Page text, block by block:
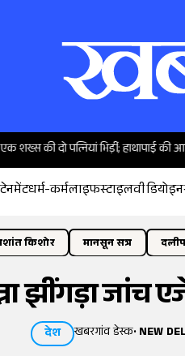
दो पत्नियां भिड़ीं; हाथापाई की आई नौबत
धर्म-कर्मलाइफस्टाइलवीडियो
किशोर मानसून सत्र
झींगड़ा
देश खबरगांव डेस्क•NEW